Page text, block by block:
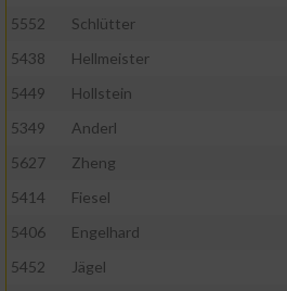
5552
Schlütter
5438
Hellmeister
5449
Hollstein
5349
Anderl
5627
Zheng
5414
Fiesel
5406
Engelhard
5452
Jägel